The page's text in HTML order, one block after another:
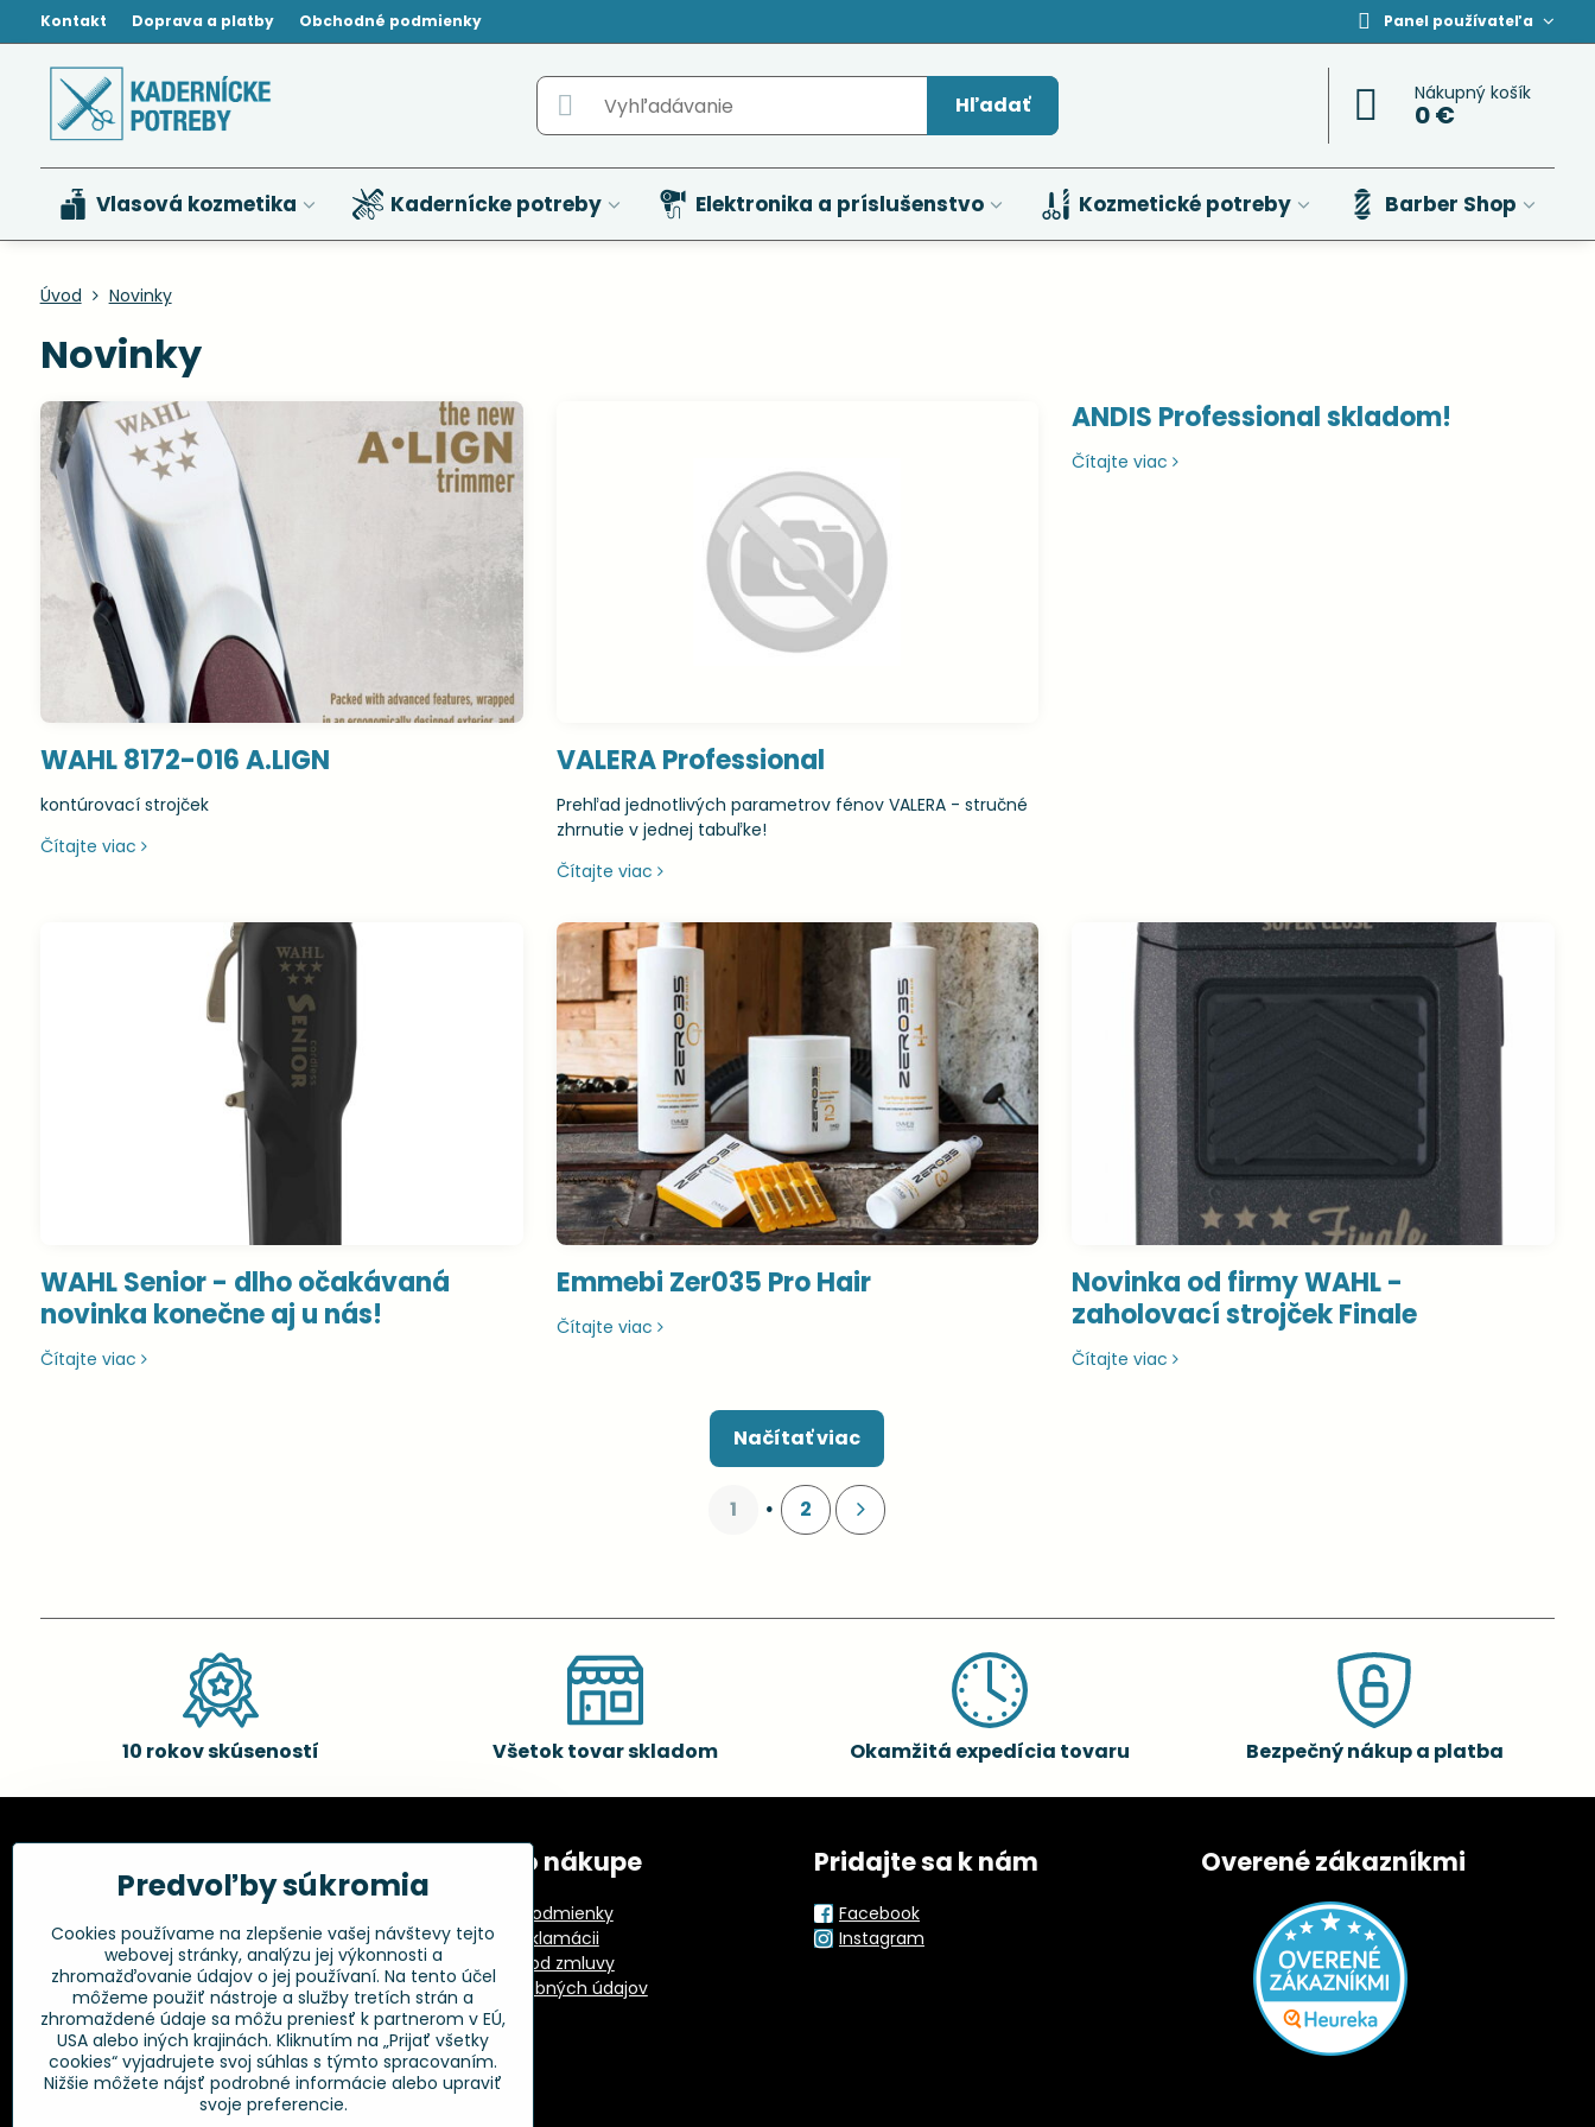
Kontakt Doprava a platby Obchodné podmienky Panel používateľa
Hľadať Nákupný košík
0 €
Vlasová kozmetika Kadernícke potreby Elektronika a príslušenstvo Kozmetické potreby Barber Shop
Úvod Novinky
Novinky
WAHL 8172-016 A.LIGN
kontúrovací strojček
Čítajte viac
VALERA Professional
Prehľad jednotlivých parametrov fénov VALERA - stručné
zhrnutie v jednej tabuľke!
Čítajte viac
ANDIS Professional skladom!
Čítajte viac
WAHL Senior - dlho očakávaná
novinka konečne aj u nás!
Čítajte viac
Emmebi Zer035 Pro Hair
Čítajte viac
Novinka od firmy WAHL -
zaholovací strojček Finale
Čítajte viac
Načítať viac
1 2
10 rokov skúseností Všetok tovar skladom Okamžitá expedícia tovaru Bezpečný nákup a platba
Fakturačné údaje:
Kadernícke potreby, s.r.o.
Klincová 37
821 08 Bratislava
+421 948 014 333
info​@kadernickepotreby​.sk
Všetko o nákupe
Obchodné podmienky
Postup pri reklamácii
Odstúpenie od zmluvy
Ochrana osobných údajov
GPSR
Pridajte sa k nám
Facebook
Instagram
Overené zákazníkmi
Predvoľby súkromia
Cookies používame na zlepšenie vašej návštevy tejto
webovej stránky, analýzu jej výkonnosti a
zhromažďovanie údajov o jej používaní. Na tento účel
môžeme použiť nástroje a služby tretích strán a
zhromaždené údaje sa môžu preniesť k partnerom v EÚ,
USA alebo iných krajinách. Kliknutím na „Prijať všetky
cookies“ vyjadrujete svoj súhlas s týmto spracovaním.
Nižšie môžete nájsť podrobné informácie alebo upraviť
svoje preferencie.